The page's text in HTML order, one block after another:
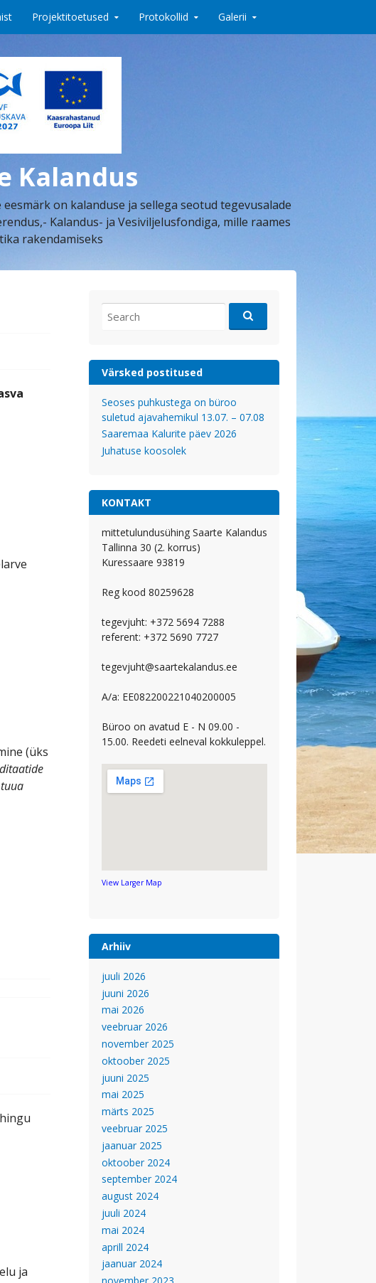
Projektitoetused Protokollid Galerii
Kalandus
on kalanduse ja sellega seotud tegevusalade
Kalandus- ja Vesiviljelusfondiga, mille raames
rakendamiseks
(üks
ja
for:
Värsked postitused
Seoses puhkustega on büroo
suletud ajavahemikul 13.07. – 07.08
Saaremaa Kalurite päev 2026
Juhatuse koosolek
KONTAKT
mittetulundusühing Saarte Kalandus
Tallinna 30 (2. korrus)
Kuressaare 93819
Reg kood 80259628
tegevjuht: +372 5694 7288
referent: +372 5690 7727
tegevjuht@saartekalandus.ee
A/a: EE082200221040200005
Büroo on avatud E - N 09.00 -
15.00. Reedeti eelneval kokkuleppel.
View Larger Map
Arhiiv
juuli 2026
juuni 2026
mai 2026
veebruar 2026
november 2025
oktoober 2025
juuni 2025
mai 2025
märts 2025
veebruar 2025
jaanuar 2025
oktoober 2024
september 2024
august 2024
juuli 2024
mai 2024
aprill 2024
jaanuar 2024